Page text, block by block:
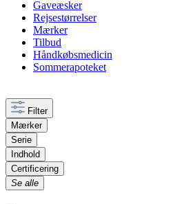
Gaveæsker
Rejsestørrelser
Mærker
Tilbud
Håndkøbsmedicin
Sommerapoteket
Filter
Mærker
Serie
Indhold
Certificering
Se alle